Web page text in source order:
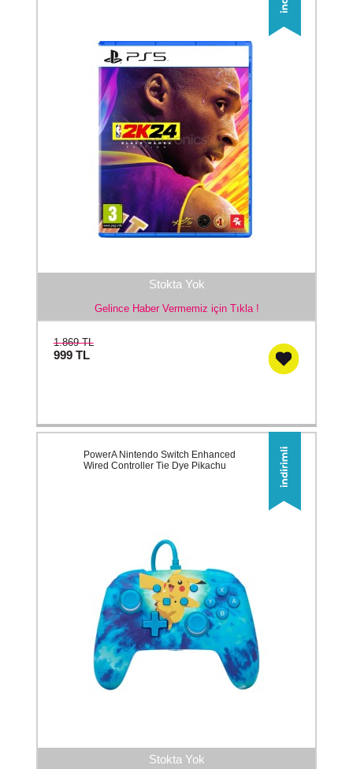
Stokta Yok
Gelince Haber Vermemiz için Tıkla !
1.869 TL
999 TL
Stokta Yok
PowerA Nintendo Switch Enhanced
Wired Controller Tie Dye Pikachu